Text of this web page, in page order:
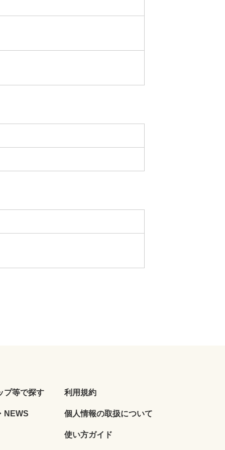
プ等で探す
NEWS
利用規約
個人情報の取扱について
使い方ガイド